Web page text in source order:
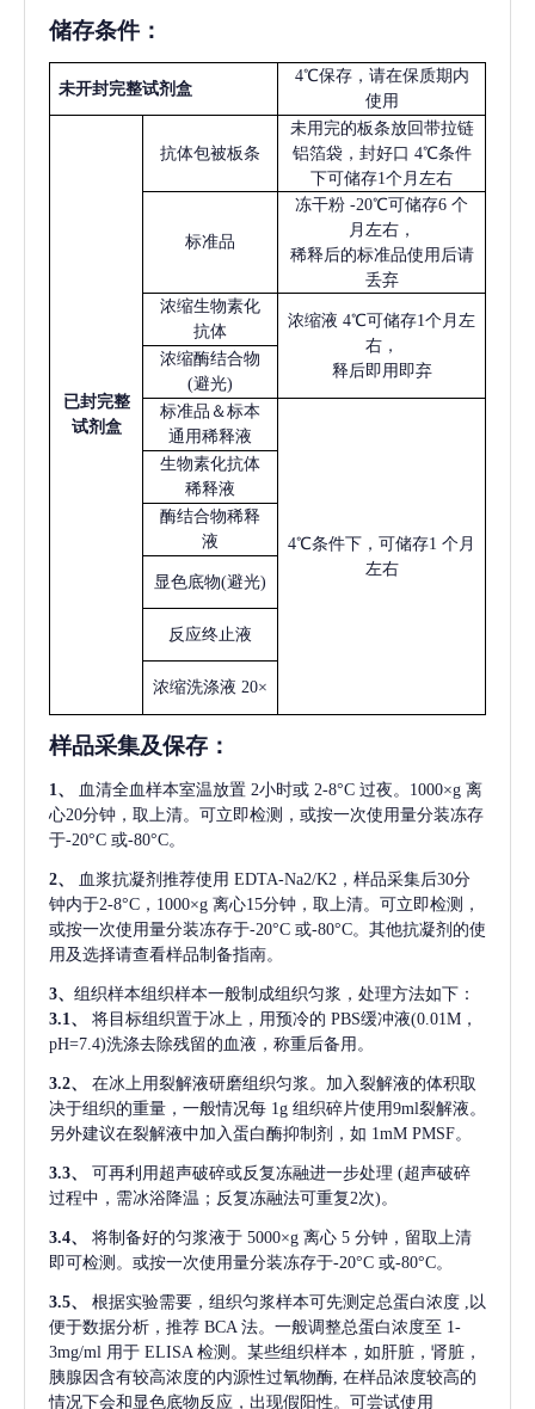
储存条件：
未开封完整试剂盒
4℃保存，请在保质期内
使用
已封完整
试剂盒
抗体包被板条
未用完的板条放回带拉链
铝箔袋，封好口 4℃条件
下可储存1个月左右
标准品
冻干粉 -20℃可储存6 个
月左右，
稀释后的标准品使用后请
丢弃
浓缩生物素化
抗体
浓缩液 4℃可储存1个月左
右，
释后即用即弃
浓缩酶结合物
(避光)
标准品＆标本
通用稀释液
4℃条件下，可储存1 个月
左右
生物素化抗体
稀释液
酶结合物稀释
液
显色底物(避光)
反应终止液
浓缩洗涤液 20×
样品采集及保存 ：
1、 血清全血样本室温放置 2小时或 2-8°C 过夜。1000×g 离
心20分钟，取上清。可立即检测，或按一次使用量分装冻存
于-20°C 或-80°C。
2、 血浆抗凝剂推荐使用 EDTA-Na2/K2，样品采集后30分
钟内于2-8°C，1000×g 离心15分钟，取上清。可立即检测，
或按一次使用量分装冻存于-20°C 或-80°C。其他抗凝剂的使
用及选择请查看样品制备指南。
3、 组织样本组织样本一般制成组织匀浆，处理方法如下：
3.1、
将目标组织置于冰上，用预冷的 PBS缓冲液(0.01M，
pH=7.4)洗涤去除残留的血液，称重后备用。
3.2、
在冰上用裂解液研磨组织匀浆。加入裂解液的体积取
决于组织的重量，一般情况每 1g 组织碎片使用9ml裂解液。
另外建议在裂解液中加入蛋白酶抑制剂，如 1mM PMSF。
3.3、 可再利用超声破碎或反复冻融进一步处理 (超声破碎
过程中，需冰浴降温；反复冻融法可重复2次)。
3.4、 将制备好的匀浆液于 5000×g 离心 5 分钟，留取上清
即可检测。或按一次使用量分装冻存于-20°C 或-80°C。
3.5、 根据实验需要，组织匀浆样本可先测定总蛋白浓度 ,以
便于数据分析，推荐 BCA 法。一般调整总蛋白浓度至 1-
3mg/ml 用于 ELISA 检测。某些组织样本，如肝脏，肾脏，
胰腺因含有较高浓度的内源性过氧物酶, 在样品浓度较高的
情况下会和显色底物反应，出现假阳性。可尝试使用